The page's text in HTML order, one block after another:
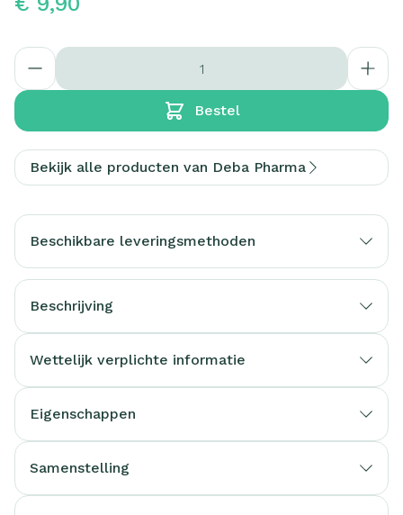
Aantal
Bestel
Bekijk alle producten van Deba Pharma
Beschikbare leveringsmethoden
Beschrijving
Wettelijk verplichte informatie
Eigenschappen
Samenstelling